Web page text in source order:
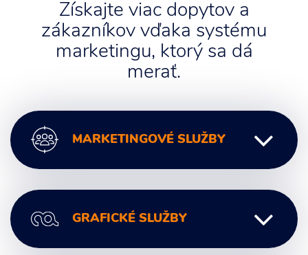
Získajte viac dopytov a
zákazníkov vďaka systému
marketingu, ktorý sa dá
merať.
MARKETINGOVÉ SLUŽBY
Digitálny marketing
Marketingové poradenstvo
Marketingová komunikácia
GRAFICKÉ SLUŽBY